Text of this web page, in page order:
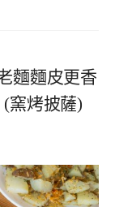
麵麵皮更香
窯烤披薩)